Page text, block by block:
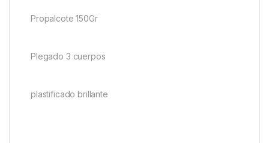
Propalcote 150Gr
Plegado 3 cuerpos
plastificado brillante